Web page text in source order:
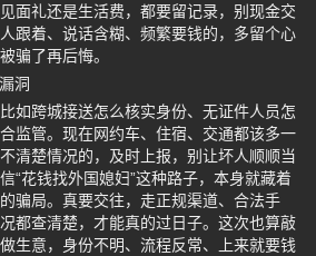
面礼还是生活费，都要留记录，别现金交
跟着、说话含糊、频繁要钱的，多留个心
骗了再后悔。
洞
如跨城接送怎么核实身份、无证件人员怎
监管。现在网约车、住宿、交通都该多一
清楚情况的，及时上报，别让坏人顺顺当
“花钱找外国媳妇”这种路子，本身就藏着
骗局。真要交往，走正规渠道、合法手
都查清楚，才能真的过日子。这次也算敲
生意，身份不明、流程反常、上来就要钱